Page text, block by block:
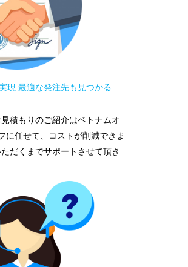
現 最適な発注先も見つかる
積もりのご紹介はベトナムオ
任せて、コストが削減できま
だくまでサポートさせて頂き